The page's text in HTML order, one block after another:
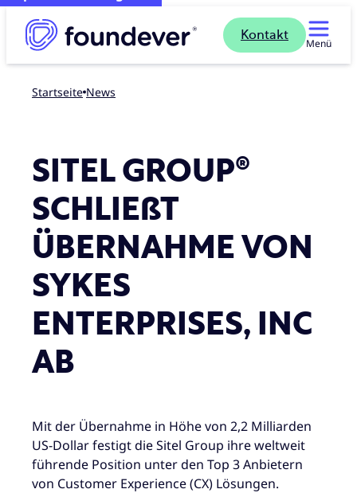
Kontakt
Menü
Startseite news
SITEL GROUP®
SCHLIEßT
ÜBERNAHME VON
SYKES
ENTERPRISES, INC
AB
Mit der Übernahme in Höhe von 2,2 Milliarden
US-Dollar festigt die Sitel Group ihre weltweit
führende Position unter den Top 3 Anbietern
von Customer Experience (CX) Lösungen.